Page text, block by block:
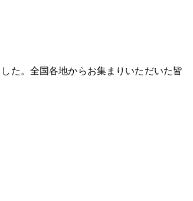
た。全国各地からお集まりいただいた皆